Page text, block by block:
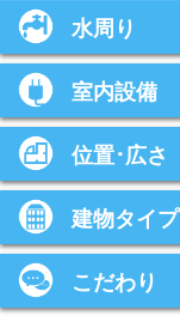
水周り
室内設備
位置･広さ
建物タイプ
こだわり